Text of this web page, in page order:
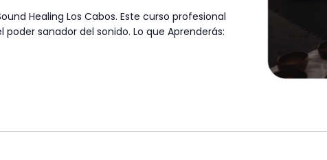
Healing Los Cabos. Este curso profesional
sanador del sonido. Lo que Aprenderás: